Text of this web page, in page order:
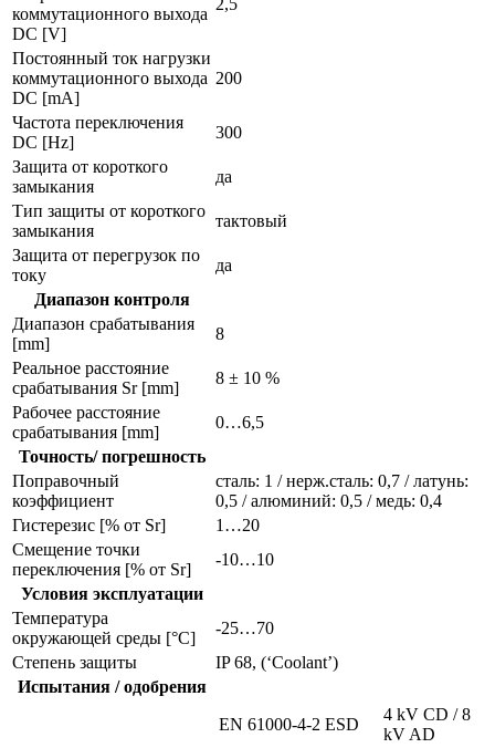
коммутационного выхода
DC [V]
2,5
Постоянный ток нагрузки
коммутационного выхода
DC [mA]
200
Частота переключения
DC [Hz]
300
Защита от короткого
замыкания
да
Тип защиты от короткого
замыкания
тактовый
Защита от перегрузок по
току
да
Диапазон контроля
Диапазон срабатывания
[mm]
8
Реальное расстояние
срабатывания Sr [mm]
8 ± 10 %
Рабочее расстояние
срабатывания [mm]
0…6,5
Точность/ погрешность
Поправочный
коэффициент
сталь: 1 / нерж.сталь: 0,7 / латунь:
0,5 / алюминий: 0,5 / медь: 0,4
Гистерезис [% от Sr]
1…20
Смещение точки
переключения [% от Sr]
-10…10
Условия эксплуатации
Температура
окружающей среды [°C]
-25…70
Степень защиты
IP 68, (‘Coolant’)
Испытания / одобрения
EN 61000-4-2 ESD
4 kV CD / 8
kV AD